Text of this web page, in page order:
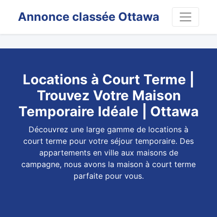
Annonce classée Ottawa
Locations à Court Terme |
Trouvez Votre Maison
Temporaire Idéale | Ottawa
Découvrez une large gamme de locations à
court terme pour votre séjour temporaire. Des
appartements en ville aux maisons de
campagne, nous avons la maison à court terme
parfaite pour vous.